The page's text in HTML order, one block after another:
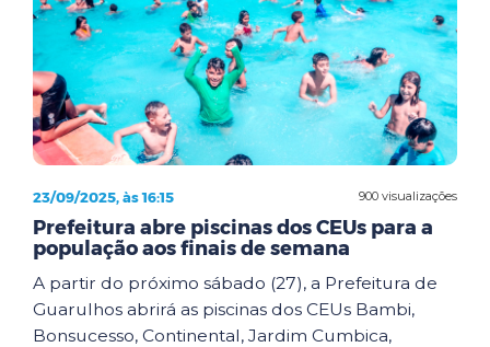
900 visualizações
23/09/2025, às 16:15
Prefeitura abre piscinas dos CEUs para a
população aos finais de semana
A partir do próximo sábado (27), a Prefeitura de
Guarulhos abrirá as piscinas dos CEUs Bambi,
Bonsucesso, Continental, Jardim Cumbica,